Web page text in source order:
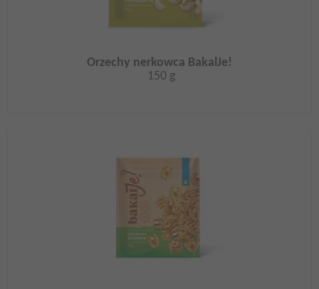
Orzechy nerkowca BakalJe!
150 g